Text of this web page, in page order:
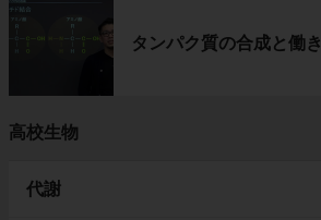
タンパク質の合成と働き
高校生物
代謝